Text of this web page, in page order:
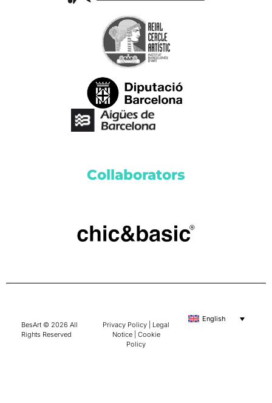
Collaborators
BesArt © 2026 All
Rights Reserved
Privacy Policy
Legal
Notice| Cookie
Policy
English